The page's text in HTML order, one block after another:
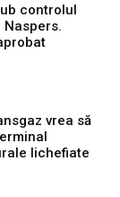
controlul
vrea să
lichefiate